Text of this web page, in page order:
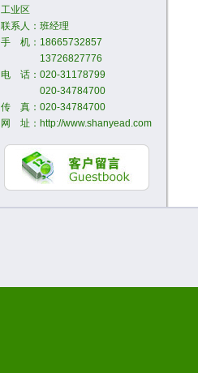
工业区
联系人：班经理
手 机：18665732857
13726827776
电 话：020-31178799
020-34784700
传 真：020-34784700
网 址：http://www.shanyead.com